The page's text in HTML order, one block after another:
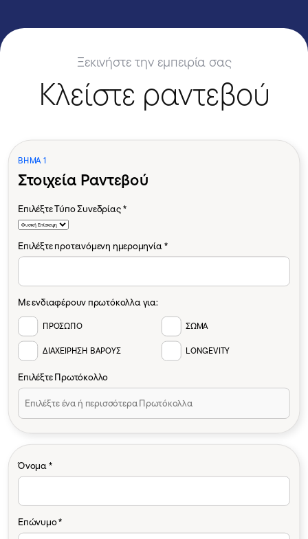
Ξεκινήστε την εμπειρία σας
Κλείστε ραντεβού
ΒΗΜΑ 1
Στοιχεία Ραντεβού
Επιλέξτε Τύπο Συνεδρίας *
Επιλέξτε προτεινόμενη ημερομηνία *
Με ενδιαφέρουν πρωτόκολλα για:
ΠΡΟΣΩΠΟ ΣΩΜΑ
ΔΙΑΧΕΙΡΗΣΗ ΒΑΡΟΥΣ LONGEVITY
Επιλέξτε Πρωτόκολλο
Όνομα *
Επώνυμο *